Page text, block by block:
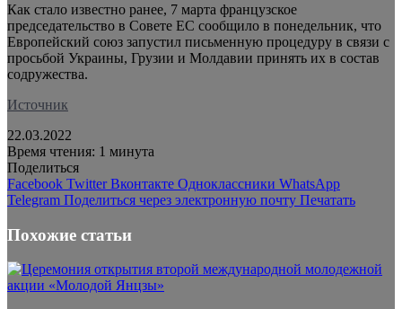
Как стало известно ранее, 7 марта французское
председательство в Совете ЕС сообщило в понедельник, что
Европейский союз запустил письменную процедуру в связи с
просьбой Украины, Грузии и Молдавии принять их в состав
содружества.
Источник
22.03.2022
Время чтения: 1 минута
Поделиться
Facebook Twitter Вконтакте Одноклассники WhatsApp
Telegram Поделиться через электронную почту Печатать
Похожие статьи